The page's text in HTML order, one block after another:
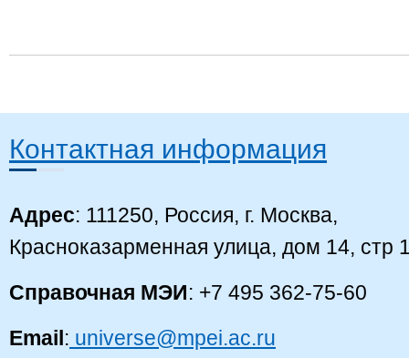
Контактная информация
Адрес: 111250, Россия, г. Москва,
Красноказарменная улица, дом 14, стр
Справочная МЭИ: +7 495 362-75-60
Email: universe@mpei.ac.ru